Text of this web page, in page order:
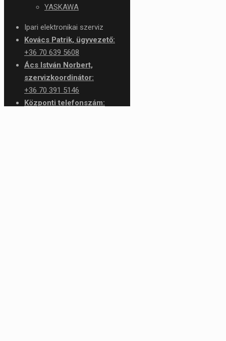
YASKAWA
Ipari elektronikai szerviz
Kovács Patrik, ügyvezető:
+36 70 639 5608
Ács István Norbert,
szervizkoordinátor:
+36 70 391 5146
Központi telefonszám: